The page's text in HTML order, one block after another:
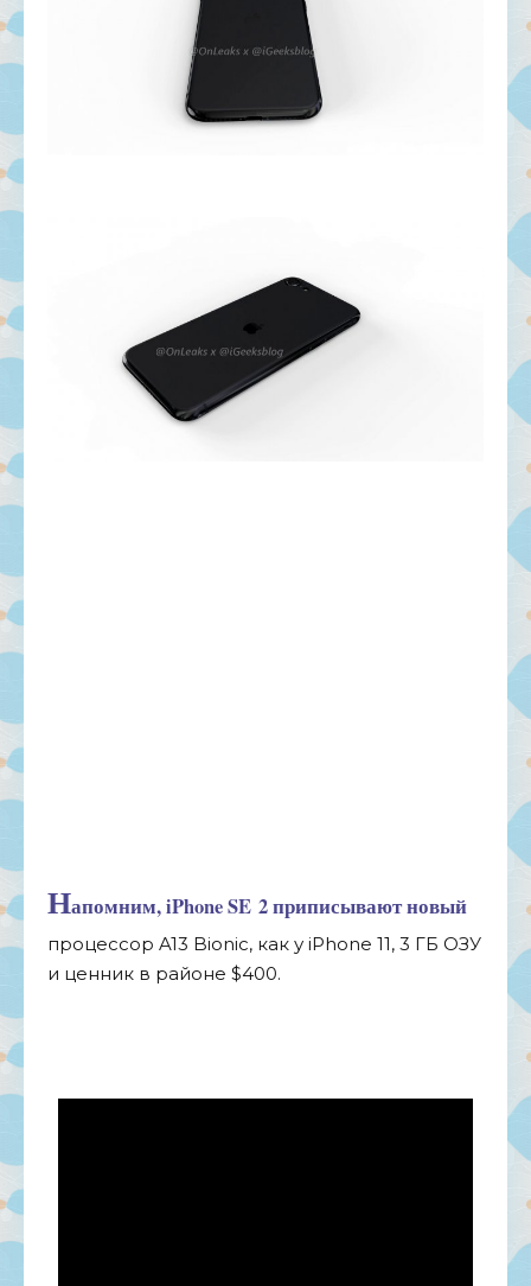
Напомним, iPhone SE 2 приписывают новый
процессор A13 Bionic, как у iPhone 11, 3 ГБ ОЗУ
и ценник в районе $400.